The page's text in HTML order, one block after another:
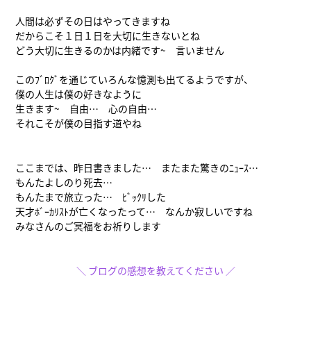
人間は必ずその日はやってきますね
だからこそ１日１日を大切に生きないとね
どう大切に生きるのかは内緒です~ 言いません
このﾌﾞﾛｸﾞを通じていろんな憶測も出てるようですが、
僕の人生は僕の好きなように
生きます~ 自由… 心の自由…
それこそが僕の目指す道やね
ここまでは、昨日書きました… またまた驚きのﾆｭｰｽ…
もんたよしのり死去…
もんたまで旅立った… ﾋﾞｯｸﾘした
天才ﾎﾞｰｶﾘｽﾄが亡くなったって… なんか寂しいですね
みなさんのご冥福をお祈りします
＼ ブログの感想を教えてください ／